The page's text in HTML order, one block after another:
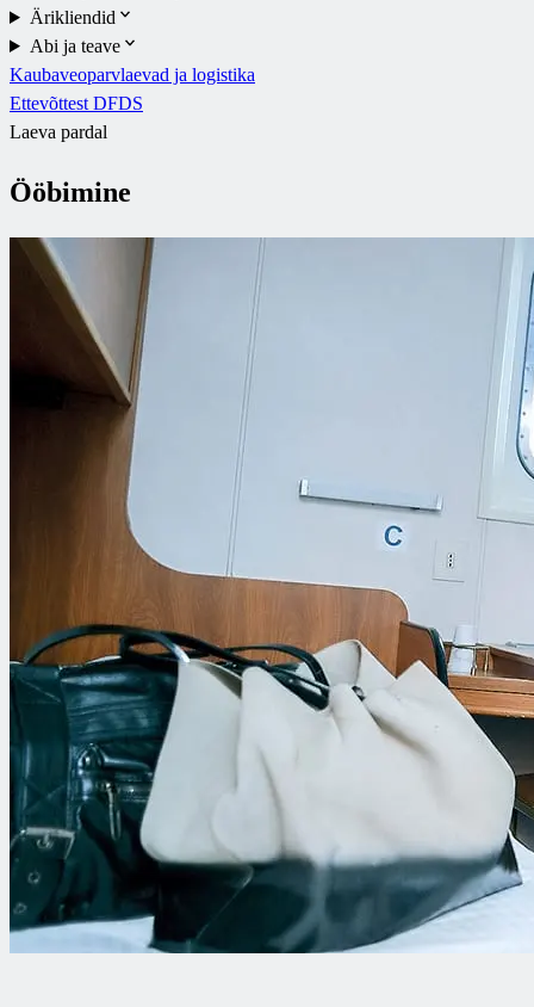
Ärikliendid
Abi ja teave
Kaubaveoparvlaevad ja logistika
Ettevõttest DFDS
Laeva pardal
Ööbimine